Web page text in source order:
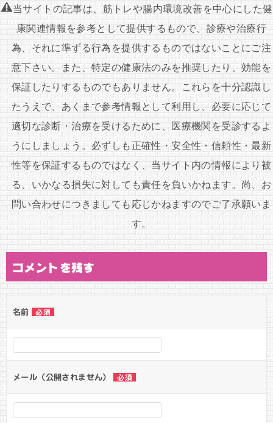
ナ
ゲ
ー
シ
ョ
ン
当サイトの記事は、筋トレや腸内環境改善を中心にした健
康関連情報を参考として提供するもので、診療や治療行
為、それに準ずる行為を提供するものではないことにご注
意下さい。また、特定の健康法のみを推奨したり、効能を
保証したりするものでもありません。これらを十分認識し
たうえで、あくまで参考情報として利用し、必要に応じて
適切な診断・治療を受けるために、医療機関を受診するよ
うにしましょう。必ずしも正確性・安全性・信頼性・最新
性等を保証するものではなく、当サイト内の情報により被
る、いかなる損失に対しても責任を負いかねます。尚、お
問い合わせにつきましても応じかねますのでご了承願いま
す。
コメントを残す
名前 必須
メール（公開されません） 必須